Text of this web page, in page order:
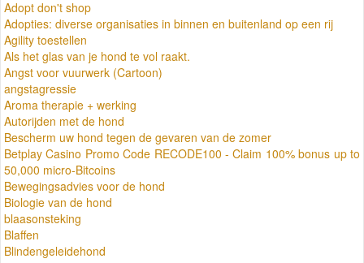
Adopt don't shop
Adopties: diverse organisaties in binnen en buitenland op een rij
Agility toestellen
Als het glas van je hond te vol raakt.
Angst voor vuurwerk (Cartoon)
angstagressie
Aroma therapie + werking
Autorijden met de hond
Bescherm uw hond tegen de gevaren van de zomer
Betplay Casino Promo Code RECODE100 - Claim 100% bonus up to
50,000 micro-Bitcoins
Bewegingsadvies voor de hond
Biologie van de hond
blaasonsteking
Blaffen
Blindengeleidehond